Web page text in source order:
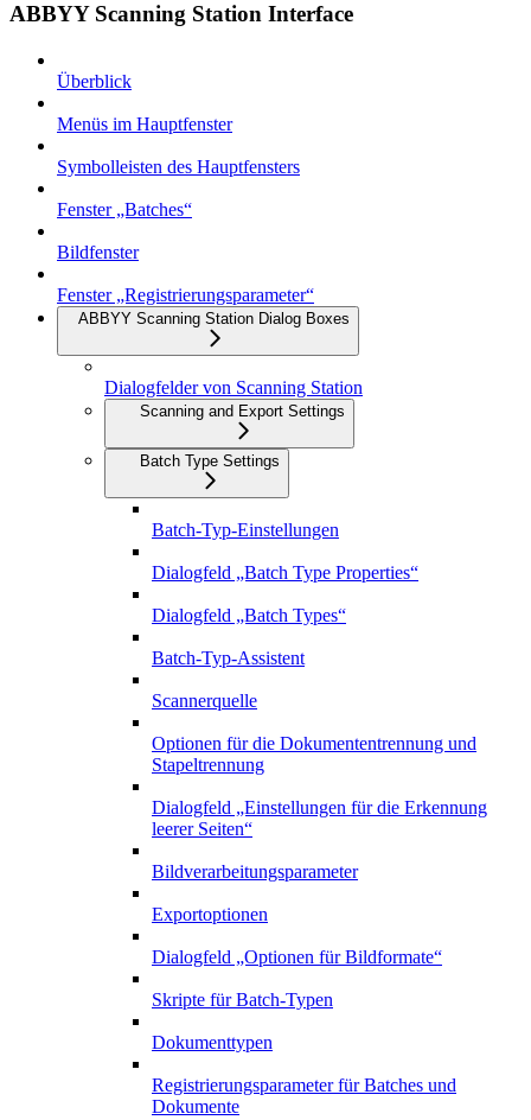
ABBYY Scanning Station Interface
Überblick
Menüs im Hauptfenster
Symbolleisten des Hauptfensters
Fenster „Batches“
Bildfenster
Fenster „Registrierungsparameter“
ABBYY Scanning Station Dialog Boxes
Dialogfelder von Scanning Station
Scanning and Export Settings
Batch Type Settings
Batch-Typ-Einstellungen
Dialogfeld „Batch Type Properties“
Dialogfeld „Batch Types“
Batch-Typ-Assistent
Scannerquelle
Optionen für die Dokumententrennung und
Stapeltrennung
Dialogfeld „Einstellungen für die Erkennung
leerer Seiten“
Bildverarbeitungsparameter
Exportoptionen
Dialogfeld „Optionen für Bildformate“
Skripte für Batch-Typen
Dokumenttypen
Registrierungsparameter für Batches und
Dokumente